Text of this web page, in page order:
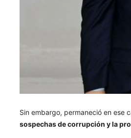
Sin embargo, permaneció en ese
sospechas de corrupción y la